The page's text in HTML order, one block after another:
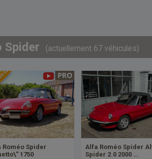
Spider (actuellement 67 véhicules)
Roméo Spider
1750
Alfa Roméo Spider
Spider 2.0 2000 …